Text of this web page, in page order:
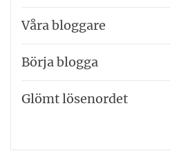
Våra bloggare
Börja blogga
Glömt lösenordet